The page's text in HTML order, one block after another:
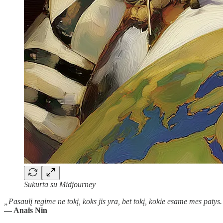
Sukurta su Midjourney
„Pasaulį regime ne tokį, koks jis yra, bet tokį, kokie esame mes
― Anaïs Nin